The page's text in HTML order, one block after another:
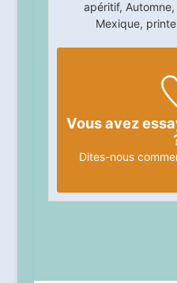
apéritif,
Mexique,
Vous avez
Dites-nous